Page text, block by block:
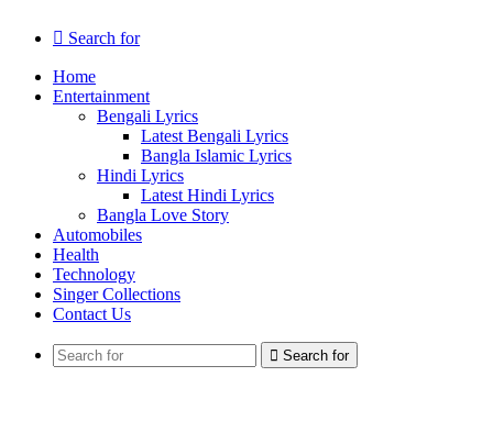
Search for
Home
Entertainment
Bengali Lyrics
Latest Bengali Lyrics
Bangla Islamic Lyrics
Hindi Lyrics
Latest Hindi Lyrics
Bangla Love Story
Automobiles
Health
Technology
Singer Collections
Contact Us
Search for